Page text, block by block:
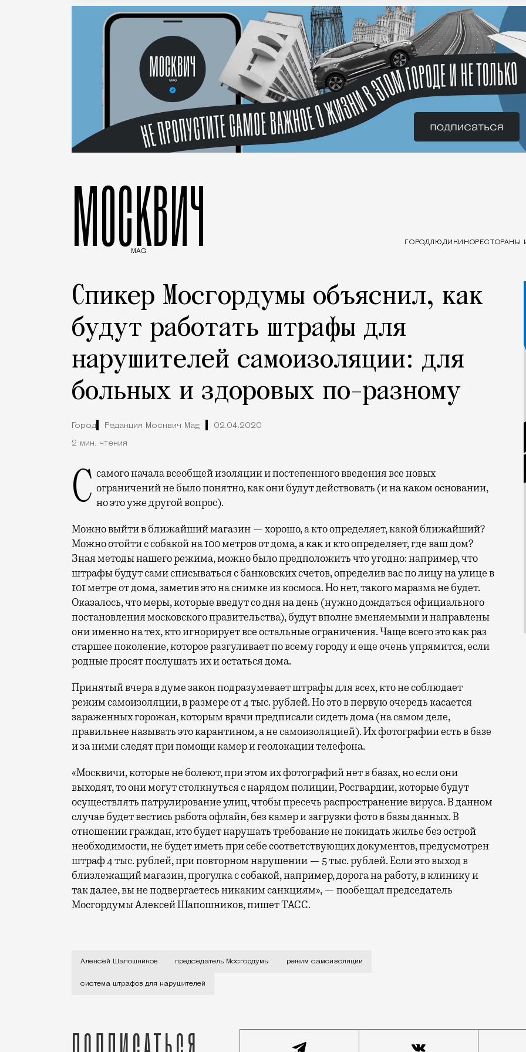
МОСКВИЧ
MAG
ГОРОДЛЮДИ КИНОРЕСТОРАНЫ
Спикер Мосгордумы объяснил, как
будут работать штрафы для
нарушителей самоизоляции: для
больных и здоровых по-разному
Город Редакция Москвич Mag 02.04.2020
2 мин. чтения
С самого начала всеобщей изоляции и постепенного введения все новых ограничений не было понятно, как они будут действовать (и на каком основании,
но это уже другой вопрос).
Можно выйти в ближайший магазин — хорошо, а кто определяет, какой ближайший?
Можно отойти с собакой на 100 метров от дома, а как и кто определяет, где ваш дом?
Зная методы нашего режима, можно было предположить что угодно: например, что
штрафы будут сами списываться с банковских счетов, определив вас по лицу на улице в
101 метре от дома, заметив это на снимке из космоса. Но нет, такого маразма не будет.
Оказалось, что меры, которые введут со дня на день (нужно дождаться официального
постановления московского правительства), будут вполне вменяемыми и направлены
они именно на тех, кто игнорирует все остальные ограничения. Чаще всего это как раз
старшее поколение, которое разгуливает по всему городу и еще очень упрямится, если
родные просят послушать их и остаться дома.
Принятый вчера в думе закон подразумевает штрафы для всех, кто не соблюдает
режим самоизоляции, в размере от 4 тыс. рублей. Но это в первую очередь касается
зараженных горожан, которым врачи предписали сидеть дома (на самом деле,
правильнее называть это карантином, а не самоизоляцией). Их фотографии есть в базе
и за ними следят при помощи камер и геолокации телефона.
«Москвичи, которые не болеют, при этом их фотографий нет в базах, но если они
выходят, то они могут столкнуться с нарядом полиции, Росгвардии, которые будут
осуществлять патрулирование улиц, чтобы пресечь распространение вируса. В данном
случае будет вестись работа офлайн, без камер и загрузки фото в базы данных. В
отношении граждан, кто будет нарушать требование не покидать жилье без острой
необходимости, не будет иметь при себе соответствующих документов, предусмотрен
штраф 4 тыс. рублей, при повторном нарушении — 5 тыс. рублей. Если это выход в
близлежащий магазин, прогулка с собакой, например, дорога на работу, в клинику и
так далее, вы не подвергаетесь никаким санкциям», — пообещал председатель
Мосгордумы Алексей Шапошников, пишет ТАСС.
С самого начала всеобщей изоляции и постепенного введения все новых ограничений не
Алексей Шапошников председатель Мосгордумы режим самоизоляции
система штрафов для нарушителей